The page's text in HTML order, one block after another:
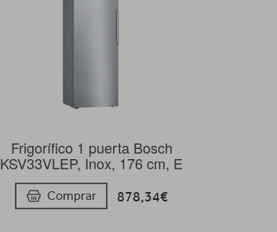
Frigorífico 1 puerta Bosch
KSV33VLEP, Inox, 176 cm, E
Comprar 878,34€